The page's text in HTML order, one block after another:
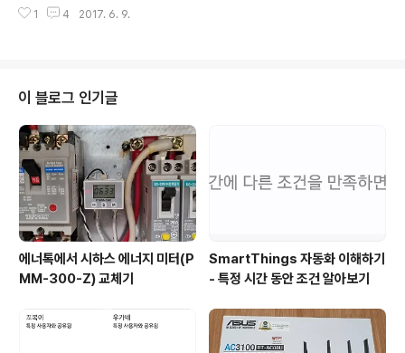
판?(동그란 3M으로 붙인거) 은 그대로 쓰고 새로운 크랩
에 이은 삼성 34인치 모니터 C34F791WQKXKR 시리
화면을 보면 듀얼 모니터가 필요없을 정도로 넓게 작업이
가능하다. 위가 최대로 높인 모습 아래가 최대로 낮춘 모습
21:9 비율의 1080P 영상 재생 모습 PS4 Pro에서 사용
기 우선 이모니터는 4K도 아니고 HDR도 지원하지 않는다
PS4 Pro유저한텐 사실 이점이 없다... 그냥 늘려서 ..
1 4 2017. 6. 9.
이 블로그 인기글
에너톡에서 시하스 에너지 미터(P
MM-300-Z) 교체기
SmartThings 자동화 이해하기
- 특정 시간 동안 조건 알아보기